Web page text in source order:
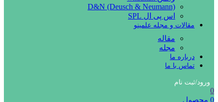
D&N (Deusch & Neumann)
اس پی ال SPL
مقالات و مجله علمینو
مقاله
مجله
درباره ما
تماس با ما
ورود/ثبت نام
0
0 محصول